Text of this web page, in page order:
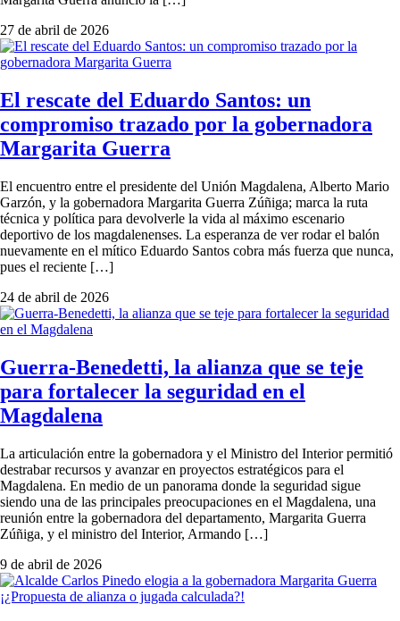
27 de abril de 2026
El rescate del Eduardo Santos: un
compromiso trazado por la gobernadora
Margarita Guerra
El encuentro entre el presidente del Unión Magdalena, Alberto Mario
Garzón, y la gobernadora Margarita Guerra Zúñiga; marca la ruta
técnica y política para devolverle la vida al máximo escenario
deportivo de los magdalenenses. La esperanza de ver rodar el balón
nuevamente en el mítico Eduardo Santos cobra más fuerza que nunca,
pues el reciente […]
24 de abril de 2026
Guerra-Benedetti, la alianza que se teje
para fortalecer la seguridad en el
Magdalena
La articulación entre la gobernadora y el Ministro del Interior permitió
destrabar recursos y avanzar en proyectos estratégicos para el
Magdalena. En medio de un panorama donde la seguridad sigue
siendo una de las principales preocupaciones en el Magdalena, una
reunión entre la gobernadora del departamento, Margarita Guerra
Zúñiga, y el ministro del Interior, Armando […]
9 de abril de 2026